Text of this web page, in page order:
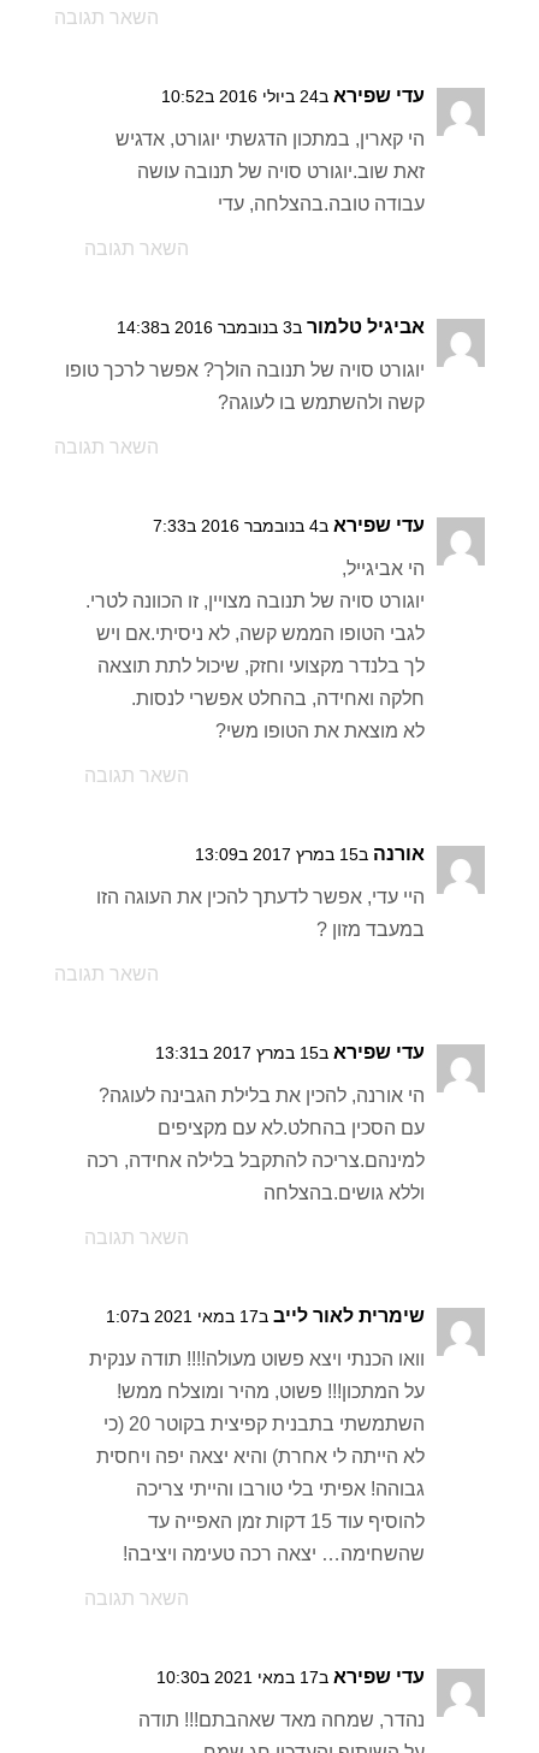
השאר תגובה
עדי שפירא ב24 ביולי 2016 ב10:52
הי קארין, במתכון הדגשתי יוגורט, אדגיש
זאת שוב.יוגורט סויה של תנובה עושה
עבודה טובה.בהצלחה, עדי
השאר תגובה
אביגיל טלמור ב3 בנובמבר 2016 ב14:38
יוגורט סויה של תנובה הולך? אפשר לרכך טופו
קשה ולהשתמש בו לעוגה?
השאר תגובה
עדי שפירא ב4 בנובמבר 2016 ב7:33
הי אביגייל,
יוגורט סויה של תנובה מצויין, זו הכוונה לטרי.
לגבי הטופו הממש קשה, לא ניסיתי.אם ויש
לך בלנדר מקצועי וחזק, שיכול לתת תוצאה
חלקה ואחידה, בהחלט אפשרי לנסות.
לא מוצאת את הטופו משי?
השאר תגובה
אורנה ב15 במרץ 2017 ב13:09
היי עדי, אפשר לדעתך להכין את העוגה הזו
במעבד מזון ?
השאר תגובה
עדי שפירא ב15 במרץ 2017 ב13:31
הי אורנה, להכין את בלילת הגבינה לעוגה?
עם הסכין בהחלט.לא עם מקציפים
למינהם.צריכה להתקבל בלילה אחידה, רכה
וללא גושים.בהצלחה
השאר תגובה
שימרית לאור לייב ב17 במאי 2021 ב1:07
וואו הכנתי ויצא פשוט מעולה!!!! תודה ענקית
על המתכון!!! פשוט, מהיר ומוצלח ממש!
השתמשתי בתבנית קפיצית בקוטר 20 (כי
לא הייתה לי אחרת) והיא יצאה יפה ויחסית
גבוהה! אפיתי בלי טורבו והייתי צריכה
להוסיף עוד 15 דקות זמן האפייה עד
שהשחימה… יצאה רכה טעימה ויציבה!
השאר תגובה
עדי שפירא ב17 במאי 2021 ב10:30
נהדר, שמחה מאד שאהבתם!!! תודה